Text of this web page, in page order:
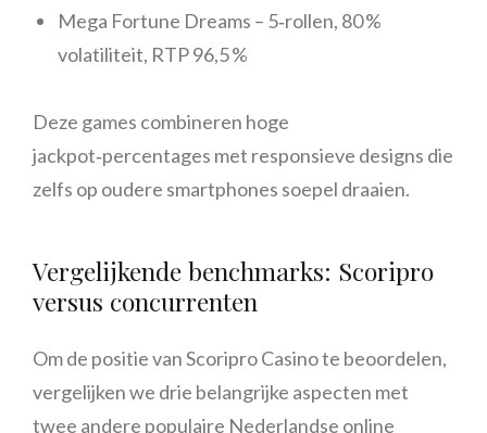
Mega Fortune Dreams – 5‑rollen, 80 %
volatiliteit, RTP 96,5 %
Deze games combineren hoge
jackpot‑percentages met responsieve designs die
zelfs op oudere smartphones soepel draaien.
Vergelijkende benchmarks: Scoripro
versus concurrenten
Om de positie van Scoripro Casino te beoordelen,
vergelijken we drie belangrijke aspecten met
twee andere populaire Nederlandse online